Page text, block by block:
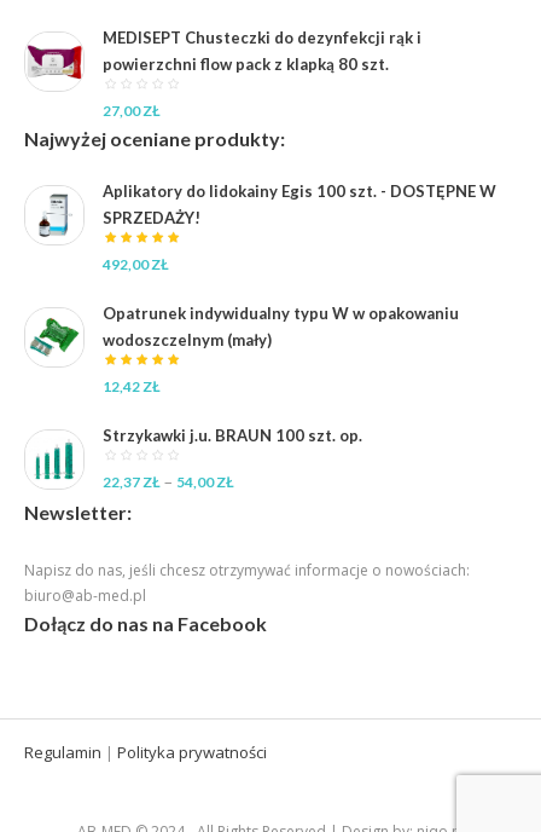
MEDISEPT Chusteczki do dezynfekcji rąk i
powierzchni flow pack z klapką 80 szt.
27,00ZŁ
Najwyżej oceniane produkty:
Aplikatory do lidokainy Egis 100 szt. - DOSTĘPNE W
SPRZEDAŻY!
492,00ZŁ
Opatrunek indywidualny typu W w opakowaniu
wodoszczelnym (mały)
12,42ZŁ
Strzykawki j.u. BRAUN 100 szt. op.
22,37ZŁ – 54,00ZŁZakres
do
Newsletter:
Napisz do nas, jeśli chcesz otrzymywać informacje o nowościach:
biuro@ab-med.pl
Dołącz do nas na Facebook
Regulamin | Polityka prywatności